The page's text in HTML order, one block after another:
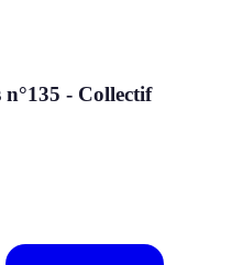
- Collectif